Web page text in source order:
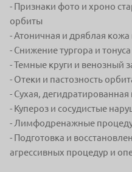
- Признаки фото и хроно
орбиты
- Атоничная и дряблая кожа
- Снижение тургора и
- Темные круги и венозный
- Отеки и пастозность
- Сухая,
- Купероз и сосудистые
- Лимфодренажные
- Подготовка и
агрессивных процедур и